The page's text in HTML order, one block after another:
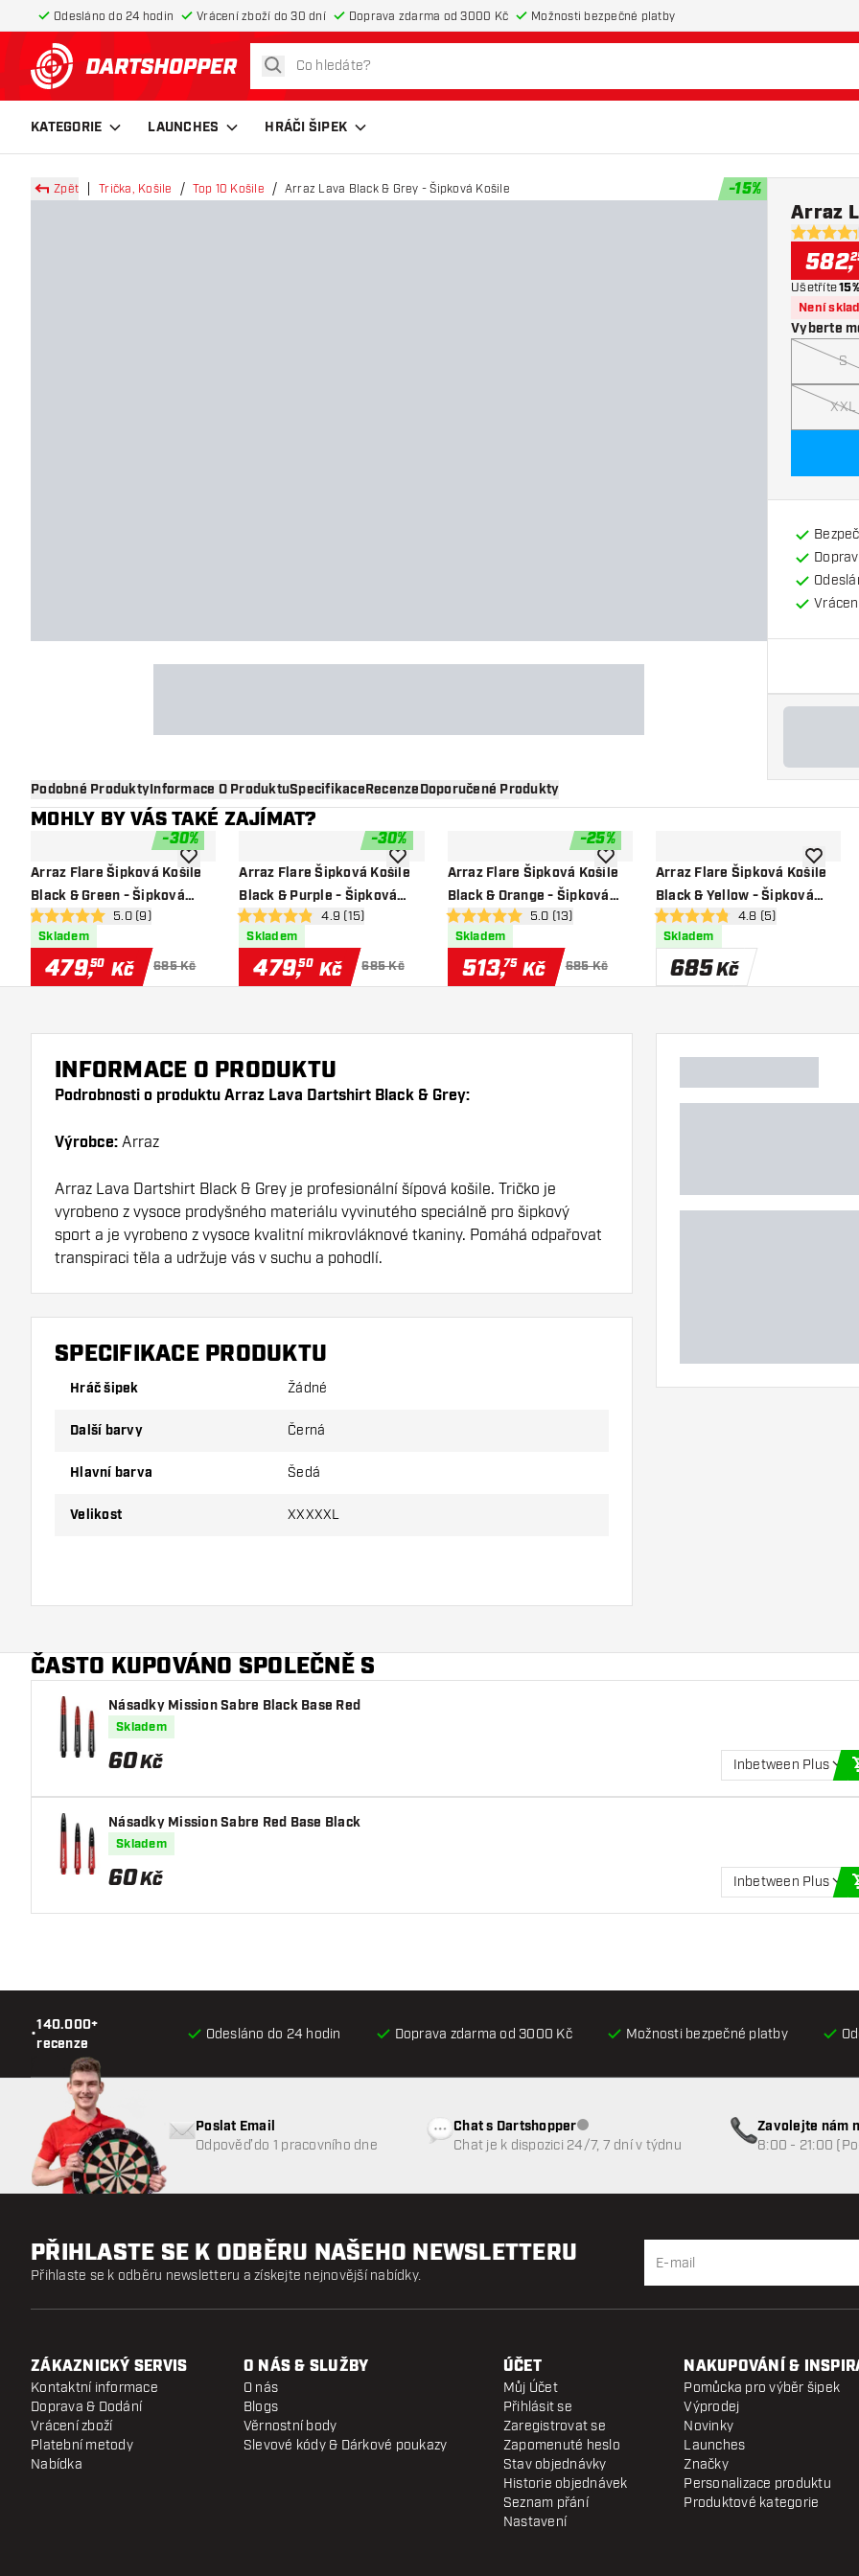
Odesláno do 24 hodin Vrácení zboží do 30 dní Doprava zdarma od 3000 Kč Možnosti bezpečné platby
Zpět na hlavní stránku
hledat
KATEGORIE LAUNCHES HRÁČI ŠIPEK
Zpět Trička, Košile Top 10 Košile Arraz Lava Black & Grey - Šipková Košile -15%
4.3
Arraz
582,
Ušetříte15%
Není
Vyberte
S
XXL
Podobné ProduktyInformace O ProduktuSpecifikaceRecenzeDoporučené Produkty
MOHLY BY VÁS TAKÉ ZAJÍMAT?
-30%
Arraz Flare Šipková Košile
Black & Green - Šipková
Košile
otevřít panel recenzí
5 hodnoticí hvězdičky
5.0 (9)
Skladem
479,50 Kč 685 Kč
Přidat do seznamu přání
-30%
Arraz Flare Šipková Košile
Black & Purple - Šipková
Košile
otevřít panel recenzí
4.9 hodnoticí hvězdičky
4.9 (15)
Skladem
479,50 Kč 685 Kč
Přidat do seznamu přání
-25%
Arraz Flare Šipková Košile
Black & Orange - Šipková
Košile
otevřít panel recenzí
5 hodnoticí hvězdičky
5.0 (13)
Skladem
513,75 Kč 685 Kč
Přidat do seznamu přání
Arraz Flare Šipková Košile
Black & Yellow - Šipková
Košile
otevřít panel recenzí
4.8 hodnoticí hvězdičky
4.8 (5)
Skladem
685Kč
Přidat
INFORMACE O PRODUKTU
Podrobnosti o produktu Arraz Lava Dartshirt Black & Grey:
Výrobce: Arraz
Arraz Lava Dartshirt Black & Grey je profesionální šípová košile. Tričko je
vyrobeno z vysoce prodyšného materiálu vyvinutého speciálně pro šipkový
sport a je vyrobeno z vysoce kvalitní mikrovláknové tkaniny. Pomáhá odpařovat
transpiraci těla a udržuje vás v suchu a pohodlí.
SPECIFIKACE PRODUKTU
Hráč šipek Žádné
Další barvy Černá
Hlavní barva Šedá
Velikost XXXXXL
ČASTO KUPOVÁNO SPOLEČNĚ S
Násadky Mission Sabre Black Base Red
Skladem
60Kč Inbetween Plus
Násadky Mission Sabre Red Base Black
Skladem
60Kč Inbetween Plus
•
140.000+
recenze
Odesláno do 24 hodin Doprava zdarma od 3000 Kč Možnosti bezpečné platby
Poslat Email
Odpověď do 1 pracovního dne
Chat s DartshopperZákaznický servis nedostupný
Chat je k dispozici 24/7, 7 dní v týdnu
Zavolejte nám
8:00 - 21:00
PŘIHLASTE SE K ODBĚRU NAŠEHO NEWSLETTERU
Přihlaste se k odběru newsletteru a získejte nejnovější nabídky.
ZÁKAZNICKÝ SERVIS
Kontaktní informace
Doprava & Dodání
Vrácení zboží
Platební metody
Nabídka
O NÁS & SLUŽBY
O nás
Blogs
Věrnostní body
Slevové kódy & Dárkové poukazy
ÚČET
Můj Účet
Přihlásit se
Zaregistrovat se
Zapomenuté heslo
Stav objednávky
Historie objednávek
Seznam přání
Nastavení
NAKUPOVÁNÍ &
Pomůcka pro výběr šipek
Výprodej
Novinky
Launches
Značky
Personalizace produktu
Produktové kategorie